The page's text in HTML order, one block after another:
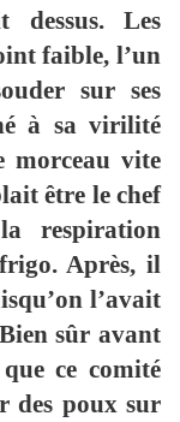
dessus. Les
faible, l’un
sur ses
à sa virilité
morceau vite
être le chef
respiration
Après, il
l’avait
sûr avant
ce comité
des poux sur